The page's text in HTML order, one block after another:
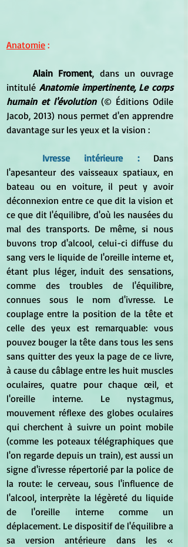
Anatomie :
Alain Froment, dans un ouvrage
intitulé Anatomie impertinente, Le corps
humain et l'évolution (© Éditions Odile
Jacob, 2013) nous permet d'en apprendre
davantage sur les yeux et la vision :
Ivresse intérieure : Dans
l'apesanteur des vaisseaux spatiaux, en
bateau ou en voiture, il peut y avoir
déconnexion entre ce que dit la vision et
ce que dit l'équilibre, d'où les nausées du
mal des transports. De même, si nous
buvons trop d'alcool, celui-ci diffuse du
sang vers le liquide de l'oreille interne et,
étant plus léger, induit des sensations,
comme des troubles de l'équilibre,
connues sous le nom d'ivresse. Le
couplage entre la position de la tête et
celle des yeux est remarquable: vous
pouvez bouger la tête dans tous les sens
sans quitter des yeux la page de ce livre,
à cause du câblage entre les huit muscles
oculaires, quatre pour chaque œil, et
l'oreille interne. Le nystagmus,
mouvement réflexe des globes oculaires
qui cherchent à suivre un point mobile
(comme les poteaux télégraphiques que
l'on regarde depuis un train), est aussi un
signe d'ivresse répertorié par la police de
la route: le cerveau, sous l'influence de
l'alcool, interprète la légèreté du liquide
de l'oreille interne comme un
déplacement. Le dispositif de l'équilibre a
sa version antérieure dans les «